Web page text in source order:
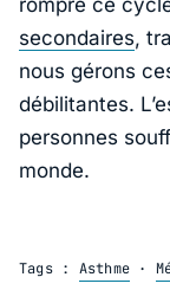
rompre ce
secondaires,
nous gérons
débilitantes.
personnes
monde.
Tags : Asthme ·